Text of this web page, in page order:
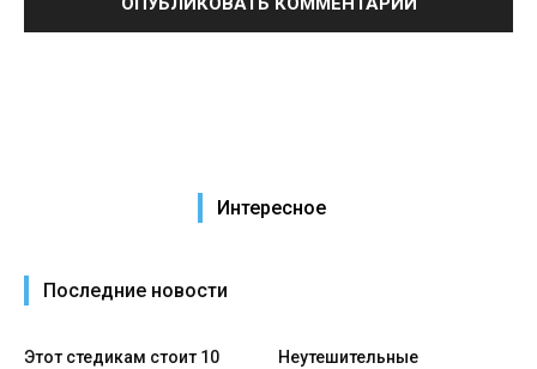
Интересное
Последние новости
Этот стедикам стоит 10
Неутешительные